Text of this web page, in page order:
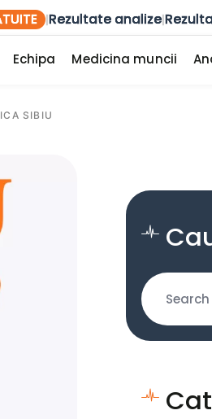
|Rezultate analize|
Echipa Medicina muncii
SIBIU